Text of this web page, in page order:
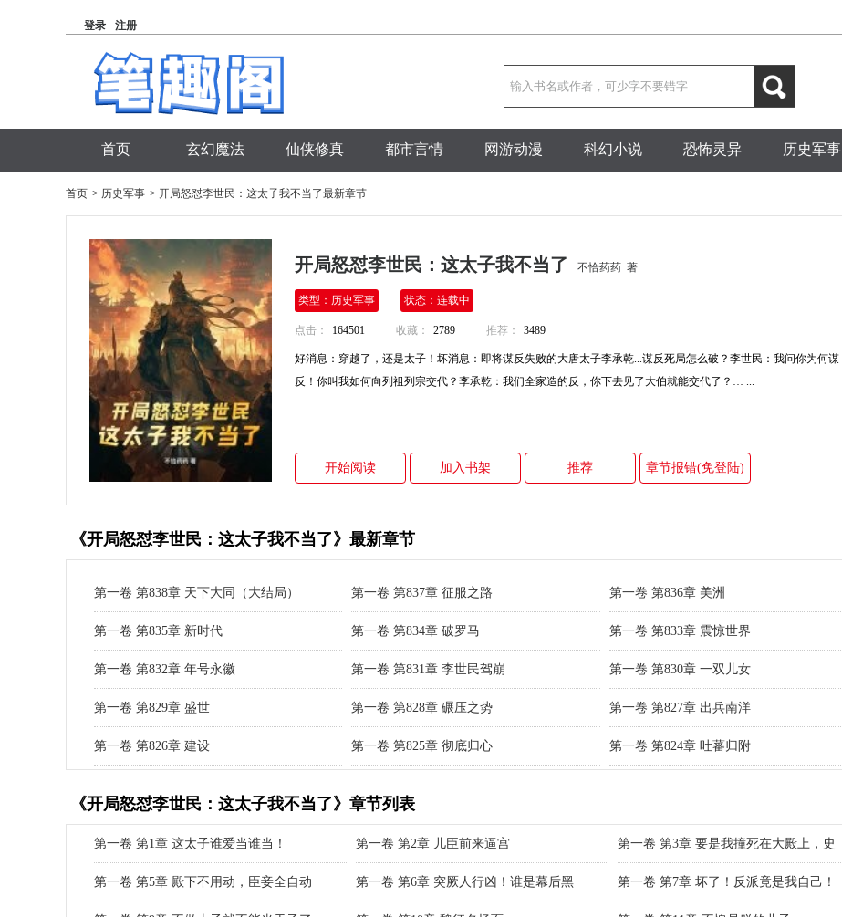
登录 注册
首页 玄幻魔法 仙侠修真 都市言情 网游动漫 科幻小说 恐怖灵异 历史军事
首页 > 历史军事 > 开局怒怼李世民：这太子我不当了最新章节
开局怒怼李世民：这太子我不当了 不恰药药 著
类型：历史军事 状态：连载中
点击： 164501 收藏： 2789 推荐： 3489
好消息：穿越了，还是太子！坏消息：即将谋反失败的大唐太子李承乾...谋反死局怎么破？李世民：我问你为何谋
反！你叫我如何向列祖列宗交代？李承乾：我们全家造的反，你下去见了大伯就能交代了？… ...
开始阅读 加入书架 推荐 章节报错(免登陆)
《开局怒怼李世民：这太子我不当了》最新章节
第一卷 第838章 天下大同（大结局） 第一卷 第837章 征服之路 第一卷 第836章 美洲
第一卷 第835章 新时代 第一卷 第834章 破罗马 第一卷 第833章 震惊世界
第一卷 第832章 年号永徽 第一卷 第831章 李世民驾崩 第一卷 第830章 一双儿女
第一卷 第829章 盛世 第一卷 第828章 碾压之势 第一卷 第827章 出兵南洋
第一卷 第826章 建设 第一卷 第825章 彻底归心 第一卷 第824章 吐蕃归附
《开局怒怼李世民：这太子我不当了》章节列表
第一卷 第1章 这太子谁爱当谁当！ 第一卷 第2章 儿臣前来逼宫 第一卷 第3章 要是我撞死在大殿上，史
第一卷 第5章 殿下不用动，臣妾全自动 第一卷 第6章 突厥人行凶！谁是幕后黑 第一卷 第7章 坏了！反派竟是我自己！